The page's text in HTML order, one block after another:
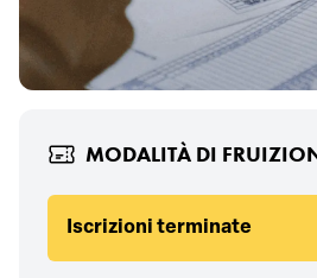
MODALITÀ DI
Iscrizioni terminate